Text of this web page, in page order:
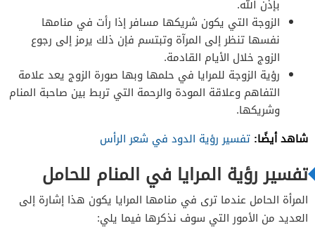
بإذن الله.
الزوجة التي يكون شريكها مسافر إذا رأت في منامها
نفسها تنظر إلى المرآة وتبتسم فإن ذلك يرمز إلى رجوع
الزوج خلال الأيام القادمة.
رؤية الزوجة للمرايا في حلمها وبها صورة الزوج يعد علامة
التفاهم وعلاقة المودة والرحمة التي تربط بين صاحبة المنام
وشريكها.
شاهد أيضًا: تفسير رؤية الدود في شعر الرأس
تفسير رؤية المرايا في المنام للحامل
المرأة الحامل عندما ترى في منامها المرايا يكون هذا إشارة إلى
العديد من الأمور التي سوف نذكرها فيما يلي: